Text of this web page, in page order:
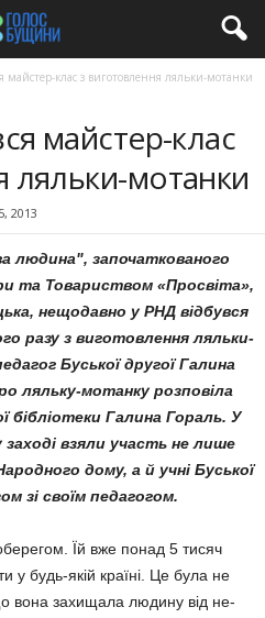
майстер-клас з виготовлення ляльки-мотанки
майстер-клас
ляльки-мотанки
2013
людина", започаткованого
та Товариством «Просвіта»,
нещодавно у РНД відбувся
разу з виготовлення ляльки-
Буської другої Галина
ляльку-мотанку розповіла
бібліотеки Галина Гораль. У
взяли участь не лише
дому, а й учні Буської
зі своїм педагогом.
Їй вже понад 5 тисяч
у будь-якій країні. Це була не
вона захищала людину від не­